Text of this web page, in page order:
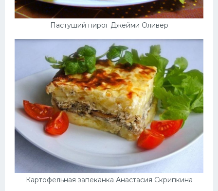
Пастуший пирог Джейми Оливер
Картофельная запеканка Анастасия Скрипкина